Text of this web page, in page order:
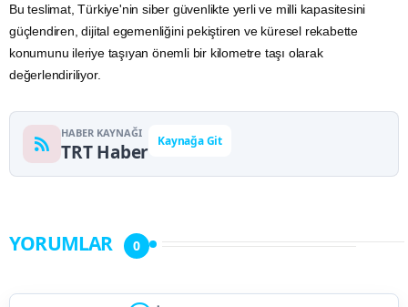
Bu teslimat, Türkiye'nin siber güvenlikte yerli ve milli kapasitesini
güçlendiren, dijital egemenliğini pekiştiren ve küresel rekabette
konumunu ileriye taşıyan önemli bir kilometre taşı olarak
değerlendiriliyor.
HABER KAYNAĞI
TRT Haber Kaynağa Git
YORUMLAR 0